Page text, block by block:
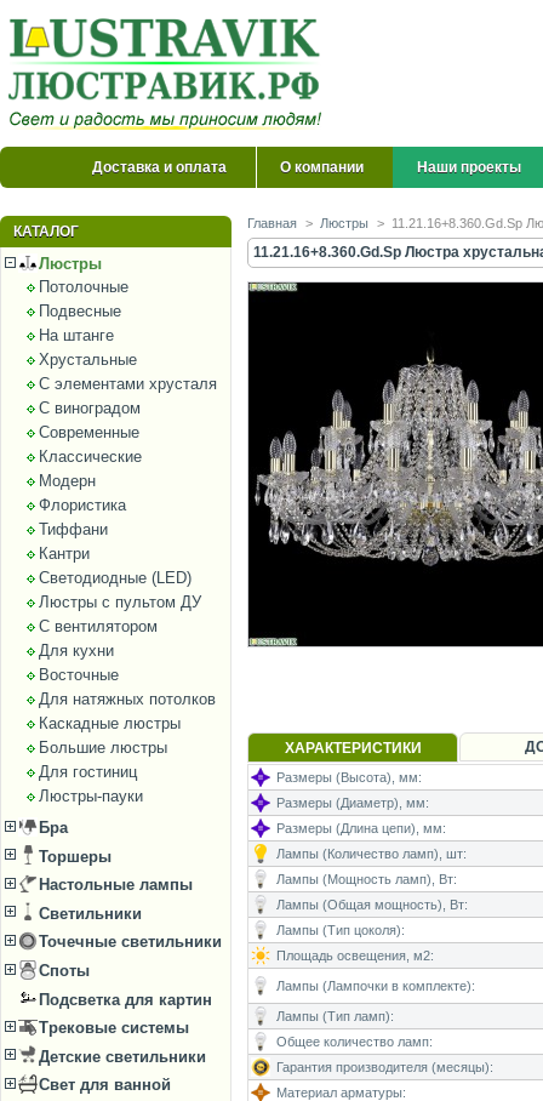
Доставка и оплата О компании Наши проекты
КАТАЛОГ
Люстры
Потолочные
Подвесные
На штанге
Хрустальные
С элементами хрусталя
С виноградом
Современные
Классические
Модерн
Флористика
Тиффани
Кантри
Светодиодные (LED)
Люстры с пультом ДУ
С вентилятором
Для кухни
Восточные
Для натяжных потолков
Каскадные люстры
Большие люстры
Для гостиниц
Люстры-пауки
Бра
Торшеры
Настольные лампы
Светильники
Точечные светильники
Споты
Подсветка для картин
Трековые системы
Детские светильники
Свет для ванной
Главная > Люстры > 11.21.16+8.360.Gd.Sp
11.21.16+8.360.Gd.Sp Люстра
ХАРАКТЕРИСТИКИ
Размеры (Высота), мм:
Размеры (Диаметр), мм:
Размеры (Длина цепи), мм:
Лампы (Количество ламп), шт:
Лампы (Мощность ламп), Вт:
Лампы (Общая мощность), Вт:
Лампы (Тип цоколя):
Площадь освещения, м2:
Лампы (Лампочки в комплекте):
Лампы (Тип ламп):
Общее количество ламп:
Гарантия производителя (месяцы):
Материал арматуры: